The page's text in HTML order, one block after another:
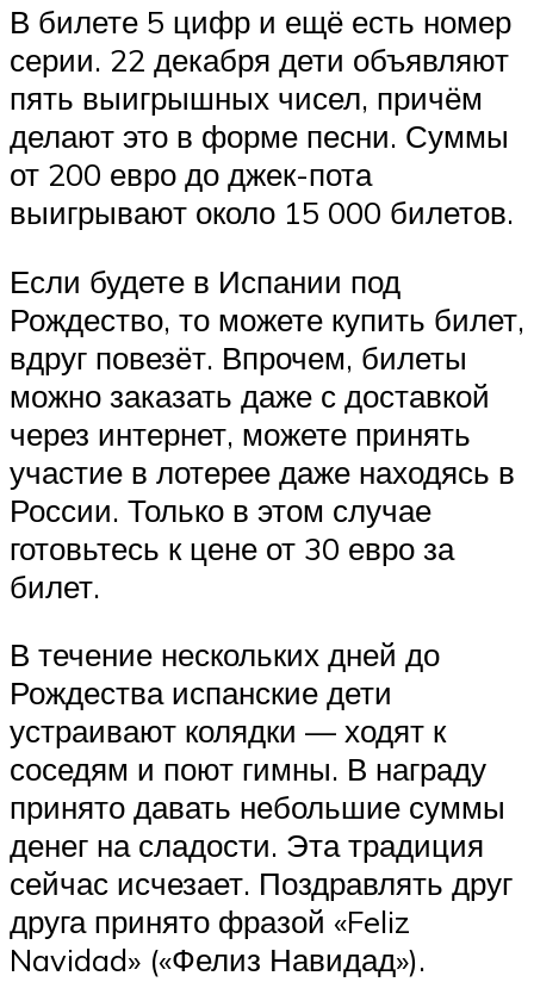
В билете 5 цифр и ещё есть номер
серии. 22 декабря дети объявляют
пять выигрышных чисел, причём
делают это в форме песни. Суммы
от 200 евро до джек-пота
выигрывают около 15 000 билетов.
Если будете в Испании под
Рождество, то можете купить билет,
вдруг повезёт. Впрочем, билеты
можно заказать даже с доставкой
через интернет, можете принять
участие в лотерее даже находясь в
России. Только в этом случае
готовьтесь к цене от 30 евро за
билет.
В течение нескольких дней до
Рождества испанские дети
устраивают колядки — ходят к
соседям и поют гимны. В награду
принято давать небольшие суммы
денег на сладости. Эта традиция
сейчас исчезает. Поздравлять друг
друга принято фразой «Feliz
Navidad» («Фелиз Навидад»).